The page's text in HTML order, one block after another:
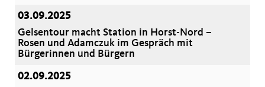
03.09.2025
Gelsentour macht Station in Horst-Nord –
Rosen und Adamczuk im Gespräch mit
Bürgerinnen und Bürgern
02.09.2025